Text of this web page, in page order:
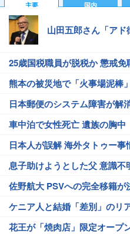
主要 国内
山田五郎さん「アド
25歳国税職員が脱税か 懲戒免
熊本の被災地で「火事場泥棒
日本郵便のシステム障害が解
車中泊で女性死亡 遺族の胸中
日本人が誤解 海外タトゥー事
息子助けようとした父 意識不
佐野航大 PSVへの完全移籍が
ケニア人と結婚「差別」のリ
花王が「焼肉店」限定オープ